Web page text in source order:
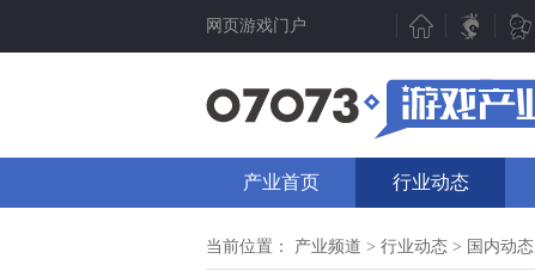
网页游戏门户
新游聚焦
新游点评
新游曝光
新游视频
产业动态
行业动态
07073视点
数据分析
产业首页 行业动态
当前位置： 产业频道 > 行业动态 > 国内动态